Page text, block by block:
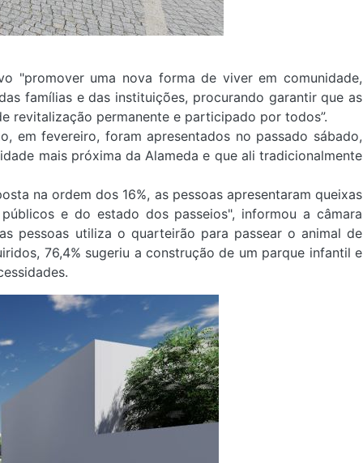
"promover uma nova forma de viver em comunidade,
famílias e das instituições, procurando garantir que as
revitalização permanente e participado por todos”.
em fevereiro, foram apresentados no passado sábado,
mais próxima da Alameda e que ali tradicionalmente
na ordem dos 16%, as pessoas apresentaram queixas
e do estado dos passeios", informou a câmara
pessoas utiliza o quarteirão para passear o animal de
76,4% sugeriu a construção de um parque infantil e